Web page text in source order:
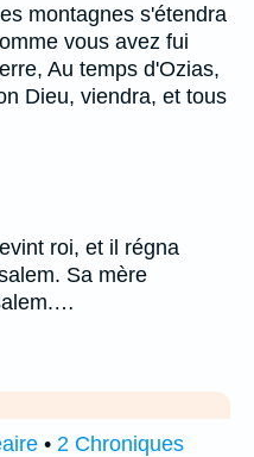
montagnes s'étendra
vous avez fui
Au temps d'Ozias,
Dieu, viendra, et tous
roi, et il régna
Sa mère
• 2 Chroniques